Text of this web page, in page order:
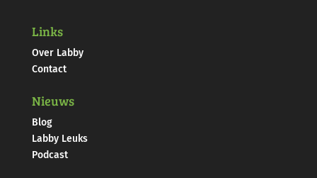
Links
Over Labby
Contact
Nieuws
Blog
Labby Leuks
Podcast